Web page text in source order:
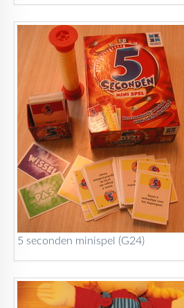
5 seconden minispel (G24)